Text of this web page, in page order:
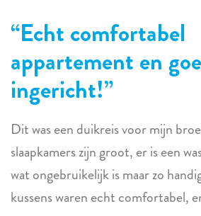
Echt comfortabel
appartement en
ingericht!
Dit was een duikreis voor mijn
slaapkamers zijn groot, er is een
wat ongebruikelijk is maar zo
kussens waren echt comfortabel,